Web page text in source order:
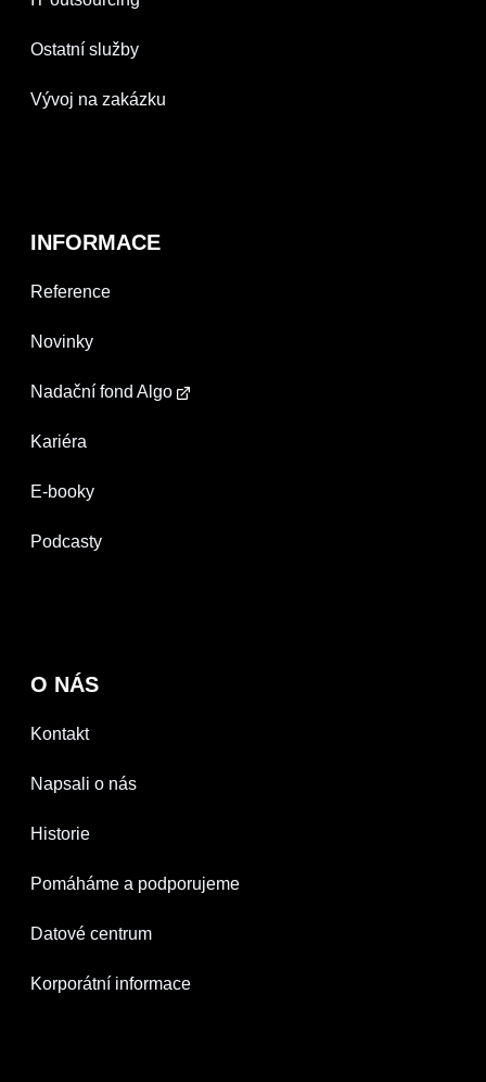
Ostatní služby
Vývoj na zakázku
INFORMACE
Reference
Novinky
Nadační fond Algo
Kariéra
E-booky
Podcasty
O NÁS
Kontakt
Napsali o nás
Historie
Pomáháme a podporujeme
Datové centrum
Korporátní informace